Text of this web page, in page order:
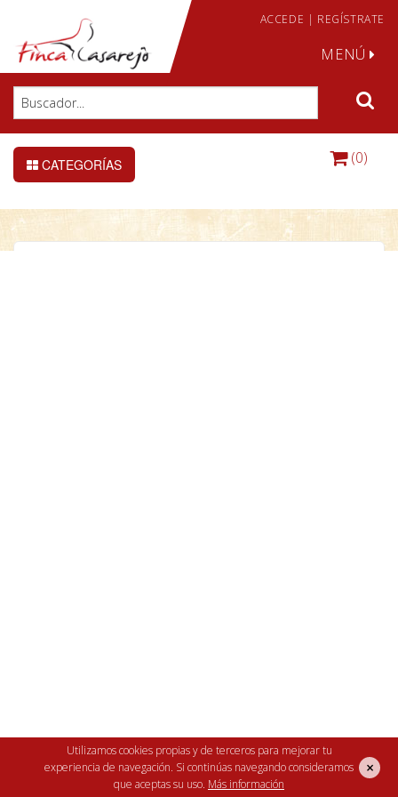
Utilizamos cookies propias y de terceros para mejorar tu
experiencia de navegación. Si continúas navegando consideramos
que aceptas su uso. Más información
×
ACCEDE | REGÍSTRATE
MENÚ
CATEGORÍAS (0)